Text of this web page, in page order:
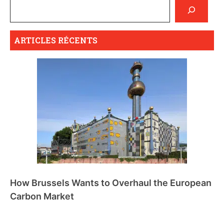
ARTICLES RÉCENTS
How Brussels Wants to Overhaul the European
Carbon Market